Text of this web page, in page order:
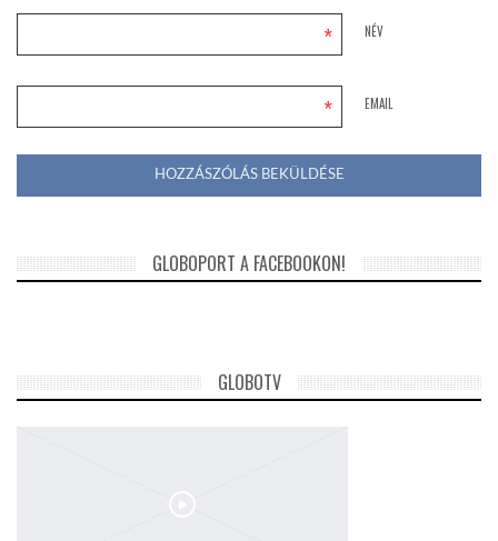
NÉV
*
EMAIL
*
GLOBOPORT A FACEBOOKON!
GLOBOTV